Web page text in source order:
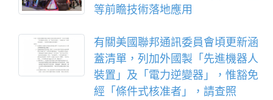
等前瞻技術落地應用
有關美國聯邦通訊委員會頃更新涵
蓋清單，列加外國製「先進機器人
裝置」及「電力逆變器」，惟豁免
經「條件式核准者」，請查照